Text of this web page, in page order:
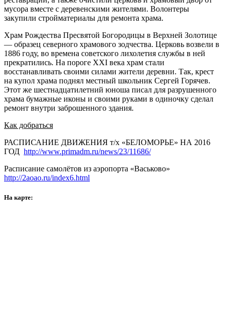
мусора вместе с деревенскими жителями. Волонтеры
закупили стройматериалы для ремонта храма.
Храм Рождества Пресвятой Богородицы в Верхней Золотице
— образец северного храмового зодчества. Церковь возвели в
1886 году, во времена советского лихолетия службы в ней
прекратились. На пороге XXI века храм стали
восстанавливать своими силами жители деревни. Так, крест
на купол храма поднял местный школьник Сергей Горячев.
Этот же шестнадцатилетний юноша писал для разрушенного
храма бумажные иконы и своими руками в одиночку cделал
ремонт внутри заброшенного здания.
Как добраться
РАСПИСАНИЕ ДВИЖЕНИЯ т/х «БЕЛОМОРЬЕ» НА 2016
ГОД http://www.primadm.ru/news/23/11686/
Расписание самолётов из аэропорта «Васьково»
http://2aoao.ru/index6.html
На карте: